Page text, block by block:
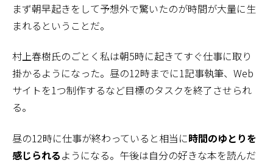
まず朝早起きをして予想外で驚いたのが時間が大量に生
まれるということだ。
村上春樹氏のごとく私は朝5時に起きてすぐ仕事に取り
掛かるようになった。昼の12時までに1記事執筆、Web
サイトを1つ制作するなど目標のタスクを終了させられ
る。
昼の12時に仕事が終わっていると相当に時間のゆとりを
感じられるようになる。午後は自分の好きな本を読んだ